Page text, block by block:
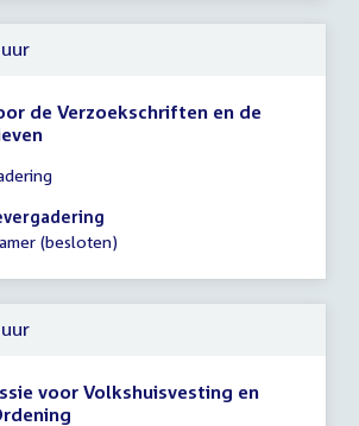
de Verzoekschriften en de
(besloten)
voor Volkshuisvesting en